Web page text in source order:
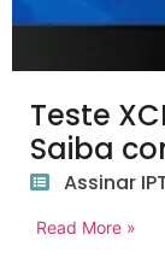
Teste
Saiba
Assinar
Read More »